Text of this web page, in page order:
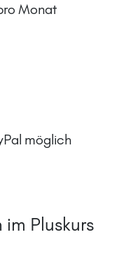
Monat
möglich
Pluskurs